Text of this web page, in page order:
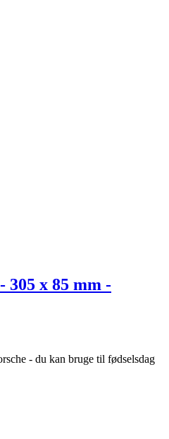
305 x 85 mm -
- du kan bruge til fødselsdag